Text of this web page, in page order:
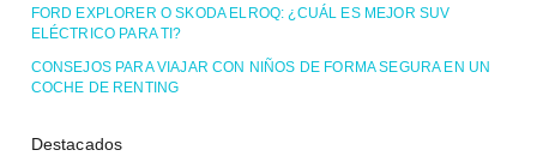
FORD EXPLORER O SKODA ELROQ: ¿CUÁL ES MEJOR SUV
ELÉCTRICO PARA TI?
CONSEJOS PARA VIAJAR CON NIÑOS DE FORMA SEGURA EN UN
COCHE DE RENTING
Destacados